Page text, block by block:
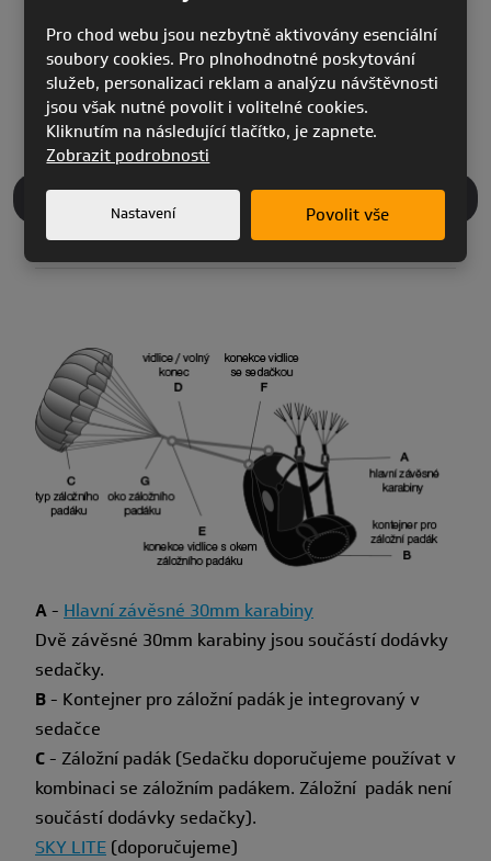
(kg)
Certifikace EN / LTF
PŘÍSLUŠENSTVÍ
A- Hlavní závěsné 30mm karabiny
Dvě závěsné 30mm karabiny jsou součástí dodávky
sedačky.
B- Kontejner pro záložní padák je integrovaný v
sedačce
C- Záložní padák (Sedačku doporučujeme používat v
kombinaci se záložním padákem. Záložní padák není
součástí dodávky sedačky).
SKY LITE (doporučujeme)
Pro chod webu jsou nezbytně aktivovány esenciální
soubory cookies. Pro plnohodnotné poskytování
služeb, personalizaci reklam a analýzu návštěvnosti
jsou však nutné povolit i volitelné cookies.
Kliknutím na následující tlačítko, je zapnete.
Zobrazit podrobnosti
Nastavení Povolit vše